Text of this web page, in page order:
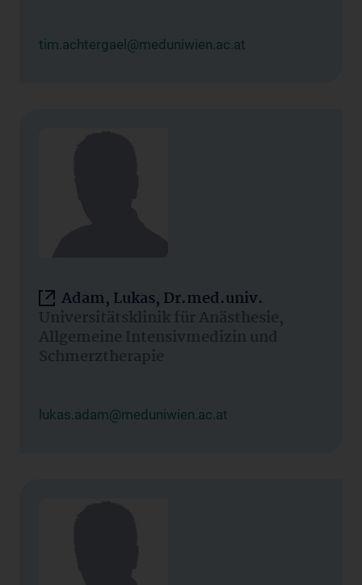
tim.achtergael@meduniwien.ac.at
Adam, Lukas, Dr.med.univ.
Universitätsklinik für Anästhesie,
Allgemeine Intensivmedizin und
Schmerztherapie
lukas.adam@meduniwien.ac.at